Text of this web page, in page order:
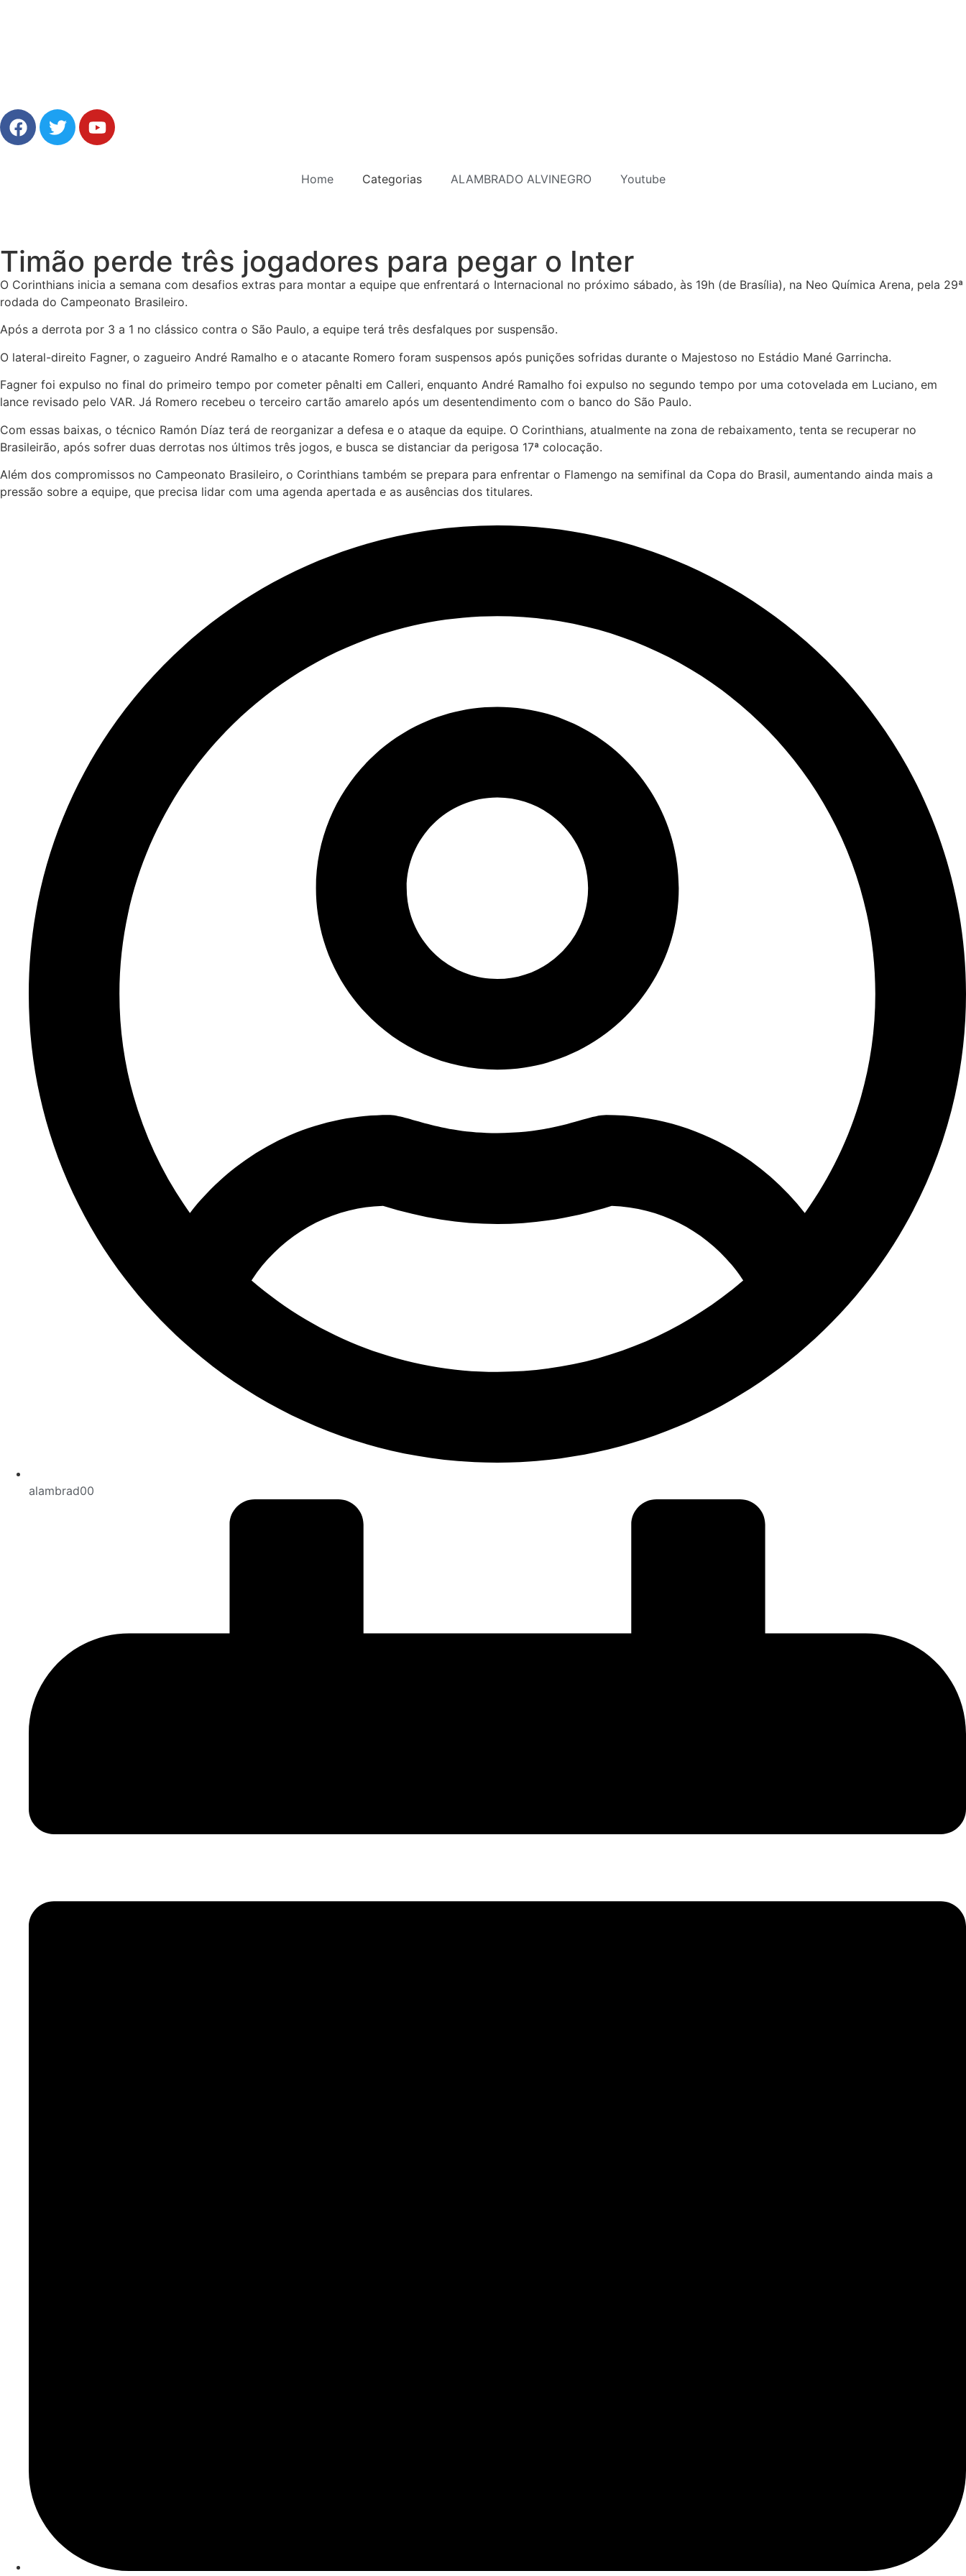
Home Categorias ALAMBRADO ALVINEGRO Youtube
Timão perde três jogadores para pegar o Inter
O Corinthians inicia a semana com desafios extras para montar a equipe que enfrentará o Internacional no próximo sábado, às 19h (de Brasília), na Neo Química Arena, pela 29ª
rodada do Campeonato Brasileiro.
Após a derrota por 3 a 1 no clássico contra o São Paulo, a equipe terá três desfalques por suspensão.
O lateral-direito Fagner, o zagueiro André Ramalho e o atacante Romero foram suspensos após punições sofridas durante o Majestoso no Estádio Mané Garrincha.
Fagner foi expulso no final do primeiro tempo por cometer pênalti em Calleri, enquanto André Ramalho foi expulso no segundo tempo por uma cotovelada em Luciano, em
lance revisado pelo VAR. Já Romero recebeu o terceiro cartão amarelo após um desentendimento com o banco do São Paulo.
Com essas baixas, o técnico Ramón Díaz terá de reorganizar a defesa e o ataque da equipe. O Corinthians, atualmente na zona de rebaixamento, tenta se recuperar no
Brasileirão, após sofrer duas derrotas nos últimos três jogos, e busca se distanciar da perigosa 17ª colocação.
Além dos compromissos no Campeonato Brasileiro, o Corinthians também se prepara para enfrentar o Flamengo na semifinal da Copa do Brasil, aumentando ainda mais a
pressão sobre a equipe, que precisa lidar com uma agenda apertada e as ausências dos titulares.
alambrad00